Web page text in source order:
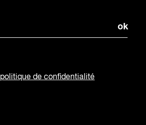
politique de confidentialité